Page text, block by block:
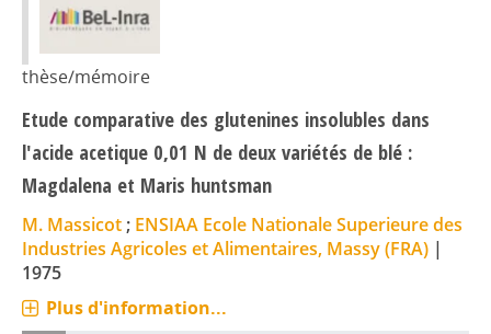
thèse/mémoire
Etude comparative des glutenines insolubles dans
l'acide acetique 0,01 N de deux variétés de blé :
Magdalena et Maris huntsman
M. Massicot ; ENSIAA Ecole Nationale Superieure des
Industries Agricoles et Alimentaires, Massy (FRA) |
1975
Plus d'information...